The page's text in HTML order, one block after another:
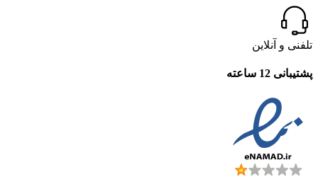
تلفنی و آنلاین
پشتیبانی 12 ساعته